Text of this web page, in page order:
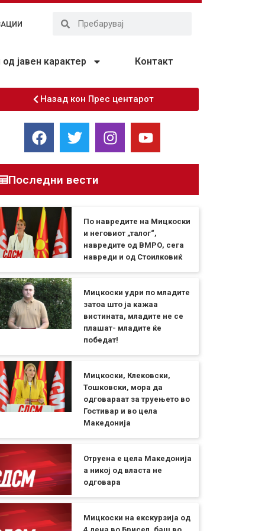
јавен карактер Контакт
Назад кон Прес центарот
Последни вести
По навредите на Мицкоски
и неговиот „талог“,
навредите од ВМРО, сега
навреди и од Стоилковиќ
Мицкоски удри по младите
затоа што ја кажаа
вистината, младите не се
плашат- младите ќе
победат!
Мицкоски, Клековски,
Тошковски, мора да
одговараат за труењето во
Гостивар и во цела
Македонија
Отруена е цела Македонија
а никој од власта не
одговара
Мицкоски на екскурзија од